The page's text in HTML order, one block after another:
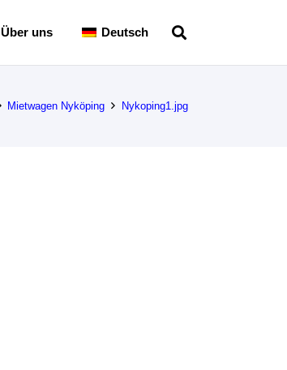
Über uns Deutsch
Mietwagen Nyköping Nykoping1.jpg